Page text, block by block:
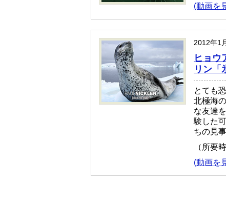
(動画を
2012年1
ヒョウ
リン「
とても
北極海
な友達
験した
ちの見
（所要
(動画を